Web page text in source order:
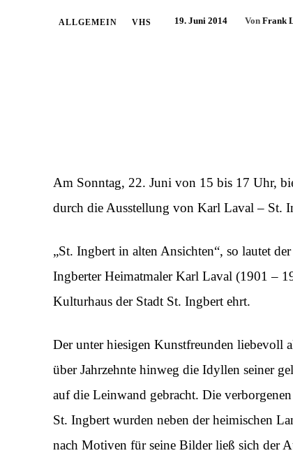
ALLGEMEIN VHS 19. Juni 2014 Von Frank
Am Sonntag, 22. Juni von 15 bis 17 Uhr,
durch die Ausstellung von Karl Laval – St.
„St. Ingbert in alten Ansichten“, so lautet
Ingberter Heimatmaler Karl Laval (1901 –
Kulturhaus der Stadt St. Ingbert ehrt.
Der unter hiesigen Kunstfreunden liebevoll
über Jahrzehnte hinweg die Idyllen seiner
auf die Leinwand gebracht. Die
St. Ingbert wurden neben der heimischen
nach Motiven für seine Bilder ließ sich der